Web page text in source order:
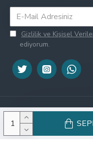
Gizlilik ve Kişisel
ediyorum.
© Copyright 2016-2026,